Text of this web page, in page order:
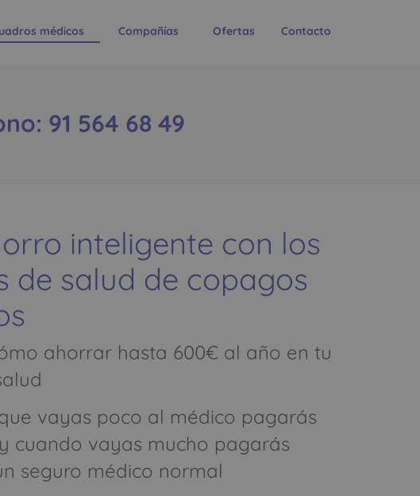
médicos Compañías Ofertas Contacto
91 564 68 49
inteligente con los
de salud de copagos
ahorrar hasta 600€ al año en tu
vayas poco al médico pagarás
cuando vayas mucho pagarás
seguro médico normal